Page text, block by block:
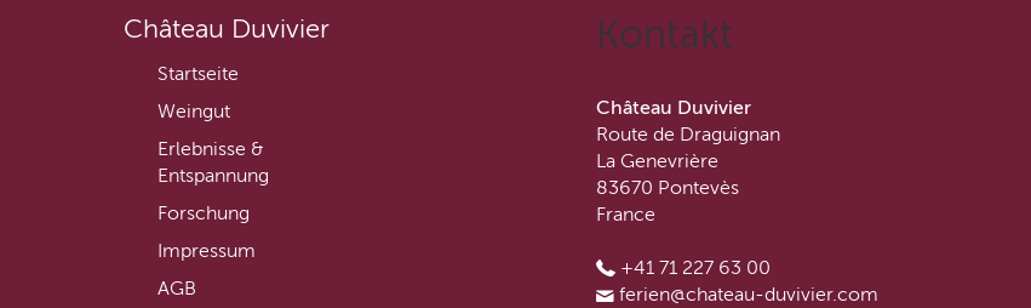
Château Duvivier
Startseite
Weingut
Erlebnisse &
Entspannung
Forschung
Impressum
AGB
Kontakt
Château Duvivier
Route de Draguignan
La Genevrière
83670 Pontevès
France
+41 71 227 63 00
ferien@chateau-duvivier.com